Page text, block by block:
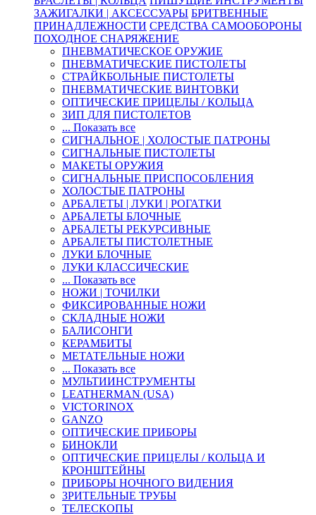
ЗАЖИГАЛКИ | АКСЕССУАРЫ БРИТВЕННЫЕ
ПРИНАДЛЕЖНОСТИ СРЕДСТВА САМООБОРОНЫ
ПОХОДНОЕ СНАРЯЖЕНИЕ
ПНЕВМАТИЧЕСКОЕ ОРУЖИЕ
ПНЕВМАТИЧЕСКИЕ ПИСТОЛЕТЫ
СТРАЙКБОЛЬНЫЕ ПИСТОЛЕТЫ
ПНЕВМАТИЧЕСКИЕ ВИНТОВКИ
ОПТИЧЕСКИЕ ПРИЦЕЛЫ / КОЛЬЦА
ЗИП ДЛЯ ПИСТОЛЕТОВ
... Показать все
СИГНАЛЬНОЕ | ХОЛОСТЫЕ ПАТРОНЫ
СИГНАЛЬНЫЕ ПИСТОЛЕТЫ
МАКЕТЫ ОРУЖИЯ
СИГНАЛЬНЫЕ ПРИСПОСОБЛЕНИЯ
ХОЛОСТЫЕ ПАТРОНЫ
АРБАЛЕТЫ | ЛУКИ | РОГАТКИ
АРБАЛЕТЫ БЛОЧНЫЕ
АРБАЛЕТЫ РЕКУРСИВНЫЕ
АРБАЛЕТЫ ПИСТОЛЕТНЫЕ
ЛУКИ БЛОЧНЫЕ
ЛУКИ КЛАССИЧЕСКИЕ
... Показать все
НОЖИ | ТОЧИЛКИ
ФИКСИРОВАННЫЕ НОЖИ
СКЛАДНЫЕ НОЖИ
БАЛИСОНГИ
КЕРАМБИТЫ
МЕТАТЕЛЬНЫЕ НОЖИ
... Показать все
МУЛЬТИИНСТРУМЕНТЫ
LEATHERMAN (USA)
VICTORINOX
GANZO
ОПТИЧЕСКИЕ ПРИБОРЫ
БИНОКЛИ
ОПТИЧЕСКИЕ ПРИЦЕЛЫ / КОЛЬЦА И
КРОНШТЕЙНЫ
ПРИБОРЫ НОЧНОГО ВИДЕНИЯ
ЗРИТЕЛЬНЫЕ ТРУБЫ
ТЕЛЕСКОПЫ